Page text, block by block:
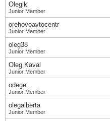
Olegik
Junior Member
orehovoavtocentr
Junior Member
oleg38
Junior Member
Oleg Kaval
Junior Member
odege
Junior Member
olegalberta
Junior Member